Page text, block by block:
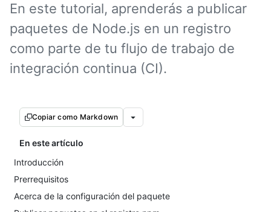
En este tutorial, aprenderás a publicar
paquetes de Node.js en un registro
como parte de tu flujo de trabajo de
integración continua (CI).
Copiar como Markdown
En este artículo
Introducción
Prerrequisitos
Acerca de la configuración del paquete